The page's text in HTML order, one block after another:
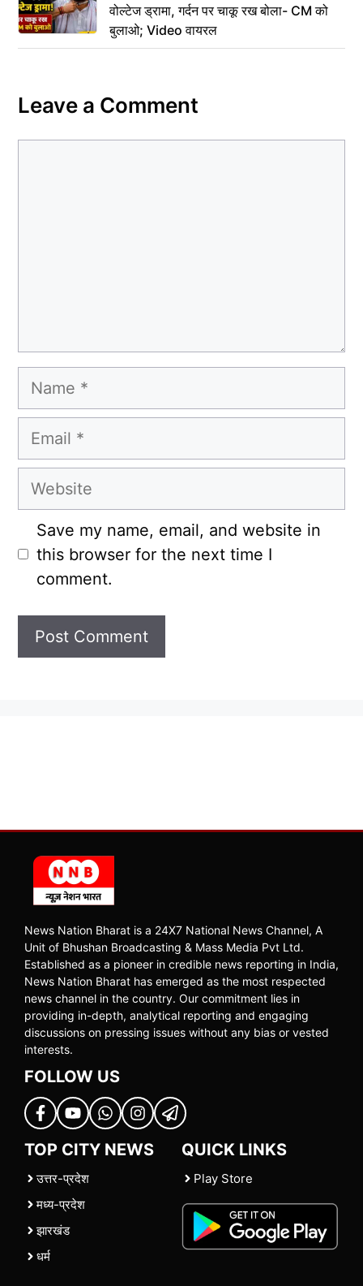
वोल्टेज ड्रामा, गर्दन पर चाकू रख बोला- CM को
बुलाओ; Video वायरल
Leave a Comment
Name
Email
Website
Save my name, email, and website in
this browser for the next time I
comment.
News Nation Bharat is a 24X7 National News Channel, A
Unit of Bhushan Broadcasting & Mass Media Pvt Ltd.
Established as a pioneer in credible news reporting in India,
News Nation Bharat has emerged as the most respected
news channel in the country. Our commitment lies in
providing in-depth, analytical reporting and engaging
discussions on pressing issues without any bias or vested
interests.
FOLLOW US
TOP CITY NEWS
उत्तर-प्रदेश
मध्य-प्रदेश
झारखंड
धर्म
QUICK LINKS
Play Store